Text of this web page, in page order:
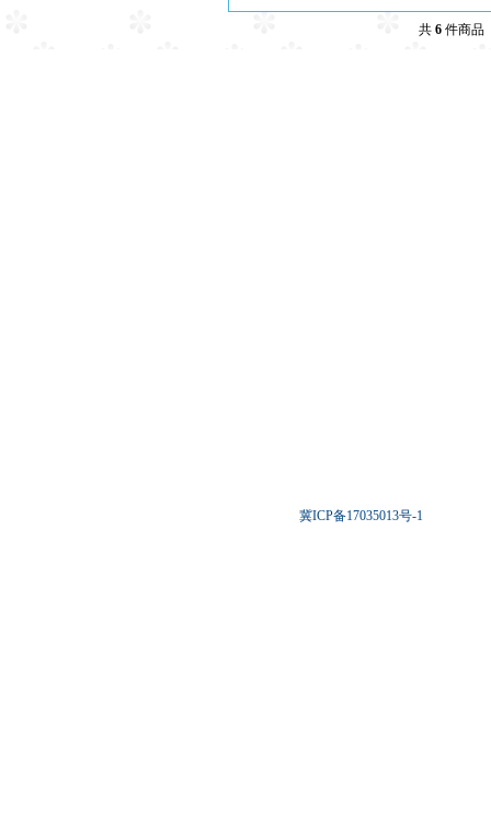
共 6 件商品
冀ICP备17035013号-1